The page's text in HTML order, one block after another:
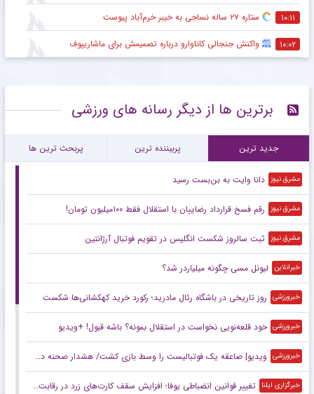
۱۰:۱۱ ستاره ۲۷ ساله نساجی به خیبر خرم‌آباد پیوست
۱۰:۰۲ واکنش جنجالی کاناوارو درباره تصمیمش برای ماشاریپوف
برترین ها از دیگر رسانه های ورزشی
جدید ترین پربیننده ترین پربحث ترین ها
مشرق نیوز دانا وایت به بن‌بست رسید
مشرق نیوز رقم فسخ قرارداد رضاییان با استقلال فقط ۱۰۰میلیون تومان!
مشرق نیوز ثبت سالروز شکست انگلیس در تقویم فوتبال آرژانتین
خبرانلاین لیونل مسی چگونه میلیاردر شد؟
خبرورزشی روز تاریخی در باشگاه رئال مادرید؛ رکورد خرید کهکشانی‌ها شکست
خبرورزشی خود قلعه‌نویی نخواست در استقلال بمونه؟ باشه قبول! +ویدیو
خبرورزشی ویدیو| صاعقه یک فوتبالیست را وسط بازی کشت/ هشدار صحنه دلخراش!
خبرگزاری ایلنا تغییر قوانین انضباطی یوفا؛ افزایش سقف کارت‌های زرد در رقابت‌های اروپایی